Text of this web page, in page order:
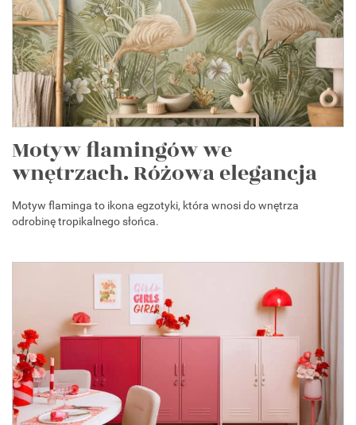
Motyw flamingów we
wnętrzach. Różowa elegancja
Motyw flaminga to ikona egzotyki, która wnosi do wnętrza
odrobinę tropikalnego słońca.